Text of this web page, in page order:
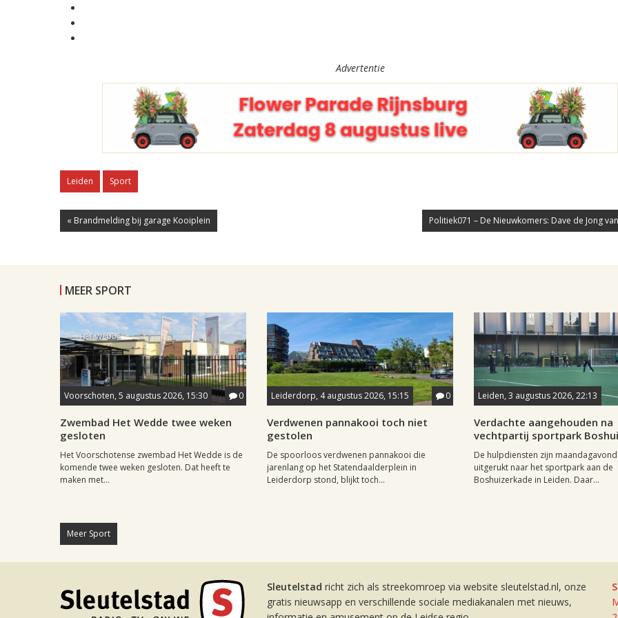
Advertentie
Leiden Sport
« Brandmelding bij garage Kooiplein Politiek071 – De Nieuwkomers: Dave de Jong
MEER SPORT
Voorschoten, 5 augustus 2026, 15:30 0
Zwembad Het Wedde twee weken
gesloten
Het Voorschotense zwembad Het Wedde is de
komende twee weken gesloten. Dat heeft te
maken met...
Leiderdorp, 4 augustus 2026, 15:15 0
Verdwenen pannakooi toch niet
gestolen
De spoorloos verdwenen pannakooi die
jarenlang op het Statendaalderplein in
Leiderdorp stond, blijkt toch...
Leiden, 3 augustus 2026, 22:13
Verdachte aangehouden na
vechtpartij sportpark
De hulpdiensten zijn
uitgerukt naar het sportpark aan de
Boshuizerkade in Leiden. Daar...
Meer Sport
Sleutelstad richt zich als streekomroep via website sleutelstad.nl, onze
gratis nieuwsapp en verschillende sociale mediakanalen met nieuws,